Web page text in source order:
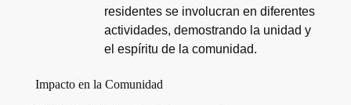
residentes se involucran en diferentes
actividades, demostrando la unidad y
el espíritu de la comunidad.
Impacto en la Comunidad